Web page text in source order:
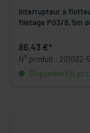
Interrupteur à
filetage PG3/8, 5m
86,43 €*
N° produit : 201032-5
Disponible (15